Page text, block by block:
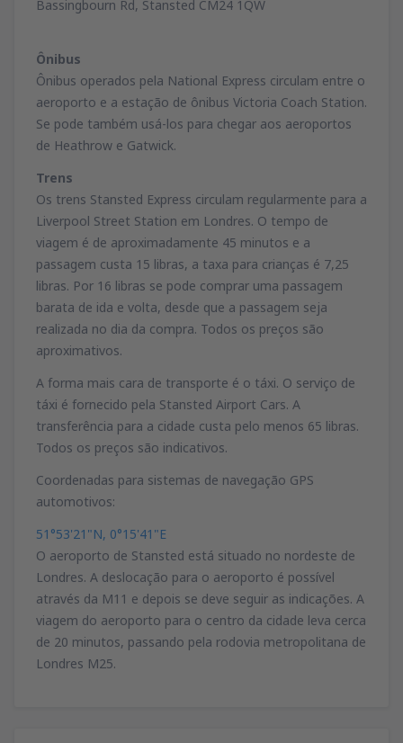
Bassingbourn Rd, Stansted CM24 1QW
Ônibus
Ônibus operados pela National Express circulam entre o
aeroporto e a estação de ônibus Victoria Coach Station.
Se pode também usá-los para chegar aos aeroportos
de Heathrow e Gatwick.
Trens
Os trens Stansted Express circulam regularmente para a
Liverpool Street Station em Londres. O tempo de
viagem é de aproximadamente 45 minutos e a
passagem custa 15 libras, a taxa para crianças é 7,25
libras. Por 16 libras se pode comprar uma passagem
barata de ida e volta, desde que a passagem seja
realizada no dia da compra. Todos os preços são
aproximativos.
A forma mais cara de transporte é o táxi. O serviço de
táxi é fornecido pela Stansted Airport Cars. A
transferência para a cidade custa pelo menos 65 libras.
Todos os preços são indicativos.
Coordenadas para sistemas de navegação GPS
automotivos:
51°53'21"N, 0°15'41"E
O aeroporto de Stansted está situado no nordeste de
Londres. A deslocação para o aeroporto é possível
através da M11 e depois se deve seguir as indicações. A
viagem do aeroporto para o centro da cidade leva cerca
de 20 minutos, passando pela rodovia metropolitana de
Londres M25.